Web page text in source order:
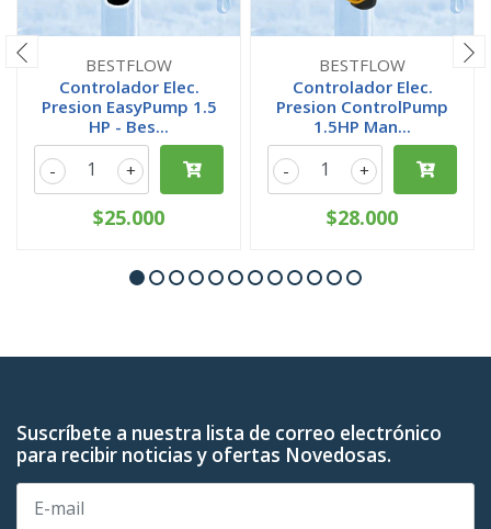
BESTFLOW
Controlador Elec.
Presion EasyPump 1.5
HP - Bes...
+
-
$25.000
BESTFLOW
Controlador Elec.
Presion ControlPump
1.5HP Man...
+
-
$28.000
Suscríbete a nuestra lista de correo electrónico
para recibir noticias y ofertas Novedosas.